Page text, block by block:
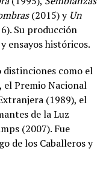
(2015) y Un
Su producción
ensayos históricos.
como el
el Premio Nacional
(1989), el
de la Luz
(2007). Fue
de los Caballeros y